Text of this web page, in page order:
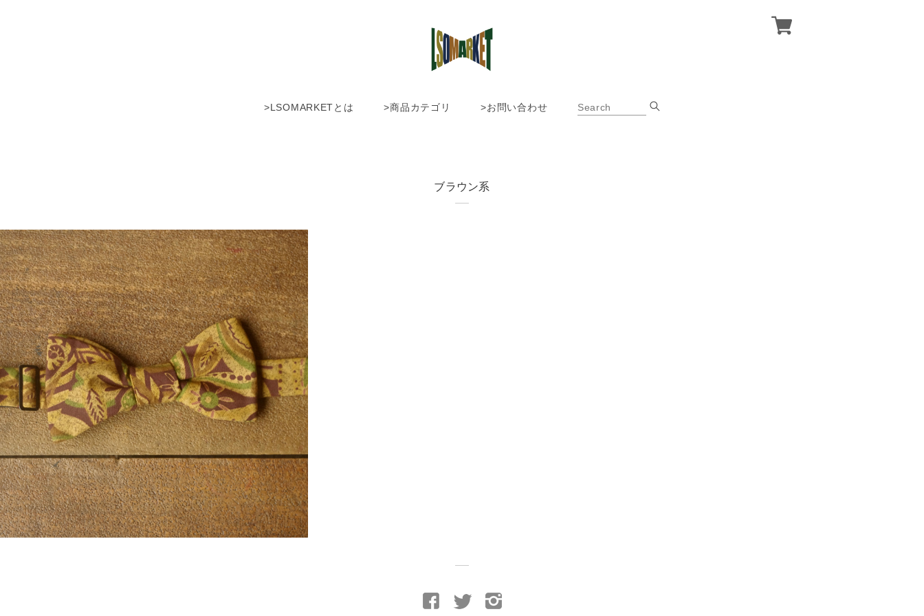
>LSOMARKETとは >商品カテゴリ >お問い合わせ
ブラウン系
¥7,900
detail